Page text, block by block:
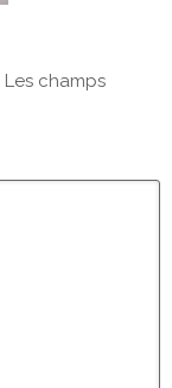
Les champs